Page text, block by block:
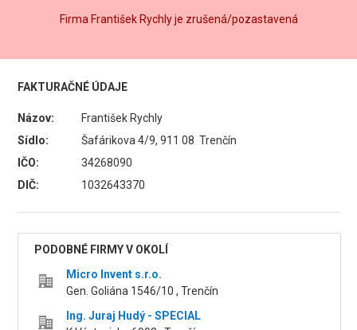
Firma František Rychly je zrušená/pozastavená
FAKTURAČNÉ ÚDAJE
Názov:
František Rychly
Sídlo:
Šafárikova 4/9, 911 08 Trenčín
IČO:
34268090
DIČ:
1032643370
PODOBNÉ FIRMY V OKOLÍ
Micro Invent s.r.o.
Gen. Goliána 1546/10 , Trenčín
Ing. Juraj Hudý - SPECIAL